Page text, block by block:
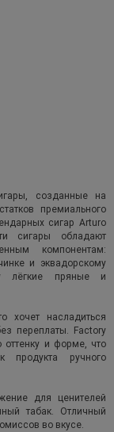
созданные на
премиального
сигар Arturo
сигары обладают
компонентам:
и эквадорскому
лёгкие пряные и
насладиться
переплаты. Factory
оттенку и форме, что
продукта ручного
для ценителей
табак. Отличный
во вкусе.